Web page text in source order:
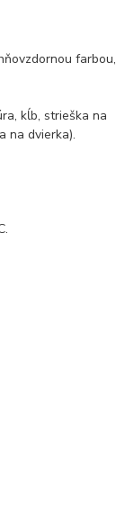
farbou,
kĺb, strieška na
na dvierka).